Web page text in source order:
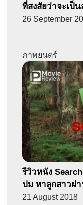
ที่สงสัยว่าจะเป็
26 September
ภาพยนตร์
รีวิวหนัง
ปม หาลูกสาวผ่
21 August 2018